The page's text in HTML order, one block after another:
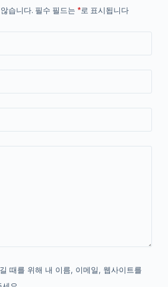
습니다. 필수 필드는 *로 표시됩니다
때를 위해 내 이름, 이메일, 웹사이트를